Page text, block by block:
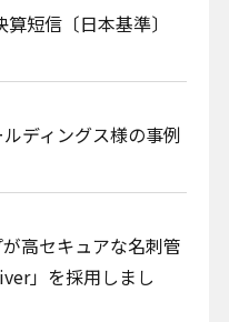
短信〔日本基準〕
ディングス様の事例
高セキュアな名刺管
」を採用しまし